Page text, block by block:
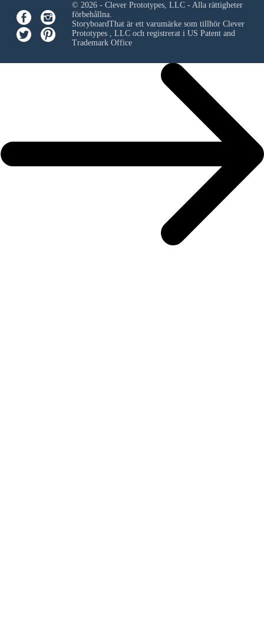
© 2026 - Clever Prototypes, LLC - Alla rättigheter
förbehållna.
StoryboardThat är ett varumärke som tillhör Clever
Prototypes , LLCoch registrerat i US Patent and
Trademark Office